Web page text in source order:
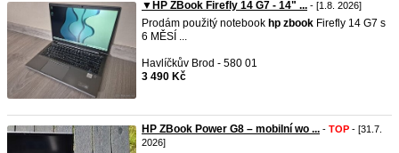
▼HP ZBook Firefly 14 G7 - 14" ... - [1.8. 2026]
Prodám použitý notebook hp zbook Firefly 14 G7 s
6 MĚSÍ ...
Havlíčkův Brod - 580 01
3 490 Kč
HP ZBook Power G8 – mobilní wo ... - TOP - [31.7.
2026]